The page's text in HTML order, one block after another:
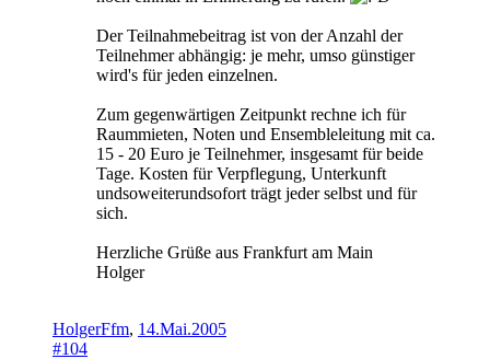
Der Teilnahmebeitrag ist von der Anzahl der
Teilnehmer abhängig: je mehr, umso günstiger
wird's für jeden einzelnen.
Zum gegenwärtigen Zeitpunkt rechne ich für
Raummieten, Noten und Ensembleleitung mit ca.
15 - 20 Euro je Teilnehmer, insgesamt für beide
Tage. Kosten für Verpflegung, Unterkunft
undsoweiterundsofort trägt jeder selbst und für
sich.
Herzliche Grüße aus Frankfurt am Main
Holger
HolgerFfm, 14.Mai.2005
#104